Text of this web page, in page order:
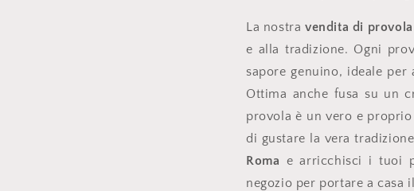
La nostra vendita di
e alla tradizione. Ogni
sapore genuino, ideale per
Ottima anche fusa su un
provola è un vero e
di gustare la vera
Roma e arricchisci i tuoi
negozio per portare a